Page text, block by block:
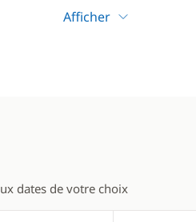
CuisinièreAfficher
dates de votre choix